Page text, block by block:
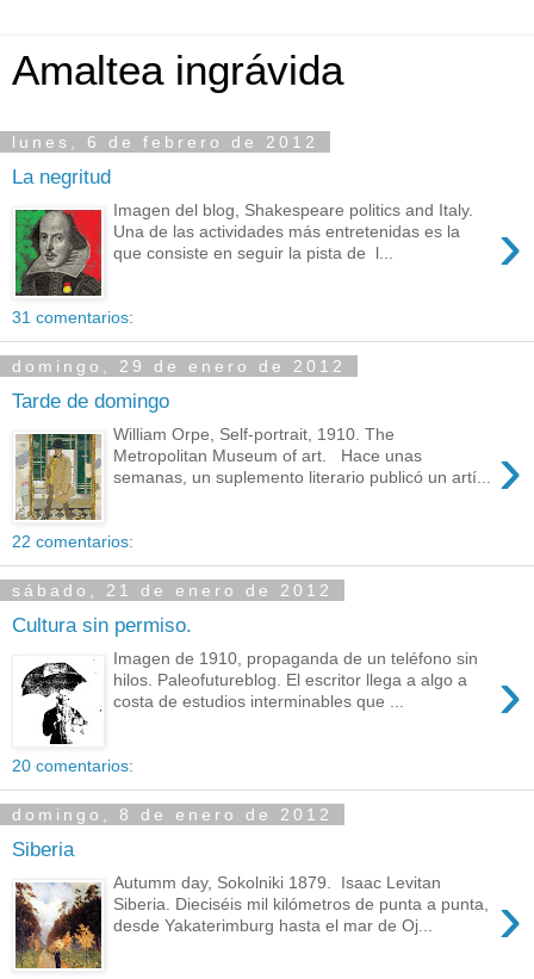
Amaltea ingrávida
lunes, 6 de febrero de 2012
La negritud
›
Imagen del blog, Shakespeare politics and Italy.
Una de las actividades más entretenidas es la
que consiste en seguir la pista de l...
31 comentarios:
domingo, 29 de enero de 2012
Tarde de domingo
›
William Orpe, Self-portrait, 1910. The
Metropolitan Museum of art. Hace unas
semanas, un suplemento literario publicó un artí...
22 comentarios:
sábado, 21 de enero de 2012
Cultura sin permiso.
›
Imagen de 1910, propaganda de un teléfono sin
hilos. Paleofutureblog. El escritor llega a algo a
costa de estudios interminables que ...
20 comentarios:
domingo, 8 de enero de 2012
Siberia
›
Autumm day, Sokolniki 1879. Isaac Levitan
Siberia. Dieciséis mil kilómetros de punta a punta,
desde Yakaterimburg hasta el mar de Oj...